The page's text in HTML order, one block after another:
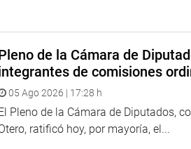
Cavero.
de la Cámara de
de comisiones
05 Ago 2026 | 17:28 h
Pleno de la Cámara de Diputados,
ratificó hoy, por mayoría, el...